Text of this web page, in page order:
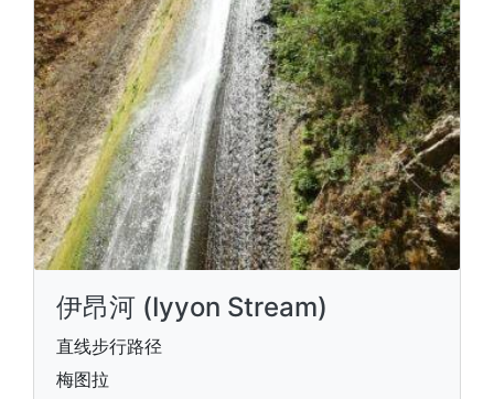
伊昂河 (Iyyon Stream)
直线步行路径
梅图拉